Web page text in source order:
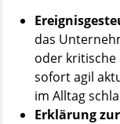
das
oder kritische
sofort agil
im Alltag
Erklärung